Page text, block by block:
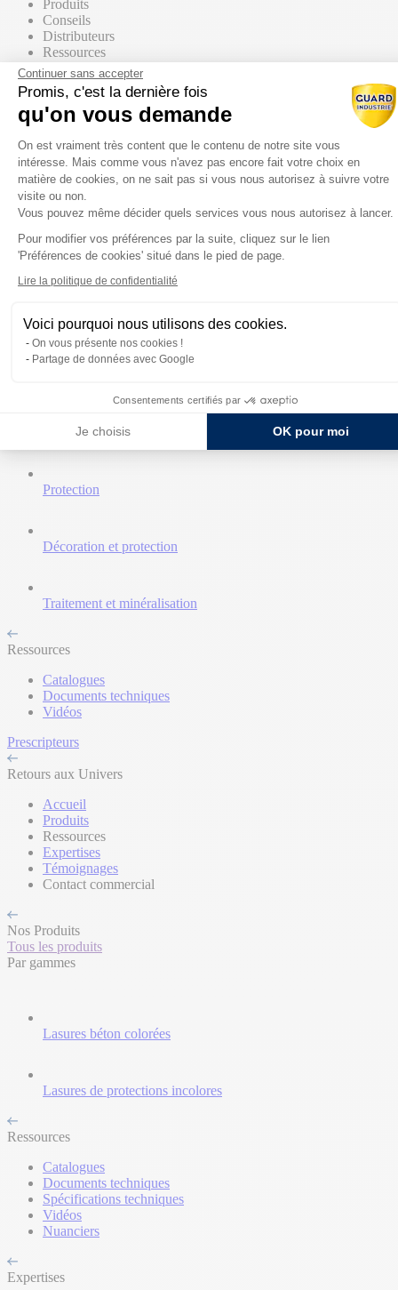
Produits
Conseils
Distributeurs
Ressources
Contact commercial
Nos Produits
Tous les produits
Par supports
Mur / Façade
Toiture
Par gammes
Nettoyant et décapant
Protection
Décoration et protection
Traitement et minéralisation
Ressources
Catalogues
Documents techniques
Vidéos
Prescripteurs
Retours aux Univers
Accueil
Produits
Ressources
Expertises
Témoignages
Contact commercial
Nos Produits
Tous les produits
Par gammes
Lasures béton colorées
Lasures de protections incolores
Ressources
Catalogues
Documents techniques
Spécifications techniques
Vidéos
Nuanciers
Expertises
Continuer sans accepter
Promis, c'est la dernière fois
qu'on vous demande
Plateforme de Gestion du
On est vraiment très content que le contenu de notre site vous
intéresse. Mais comme vous n'avez pas encore fait votre choix en
matière de cookies, on ne sait pas si vous nous autorisez à suivre votre
visite ou non.
Vous pouvez même décider quels services vous nous autorisez à lancer.
Pour modifier vos préférences par la suite, cliquez sur le lien
'Préférences de cookies' situé dans le pied de page.
Lire la politique de confidentialité
Voici pourquoi nous utilisons des cookies.
On vous présente nos cookies !
Partage de données avec Google
Consentements certifiés par
Je choisis OK pour moi
Axeptio consent